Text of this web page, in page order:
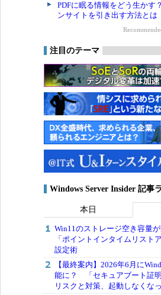
PDFに眠る情報をどう生か
ンサイトを引き出す方法とは
注目のテーマ
Windows Server Insider 記事
本日
Win11のストレージ空き容量
「ポイントインタイムリスト
設定術
【最終案内】2026年6月に
能に？ 「セキュアブート証
リスクと対策、起動しなくな